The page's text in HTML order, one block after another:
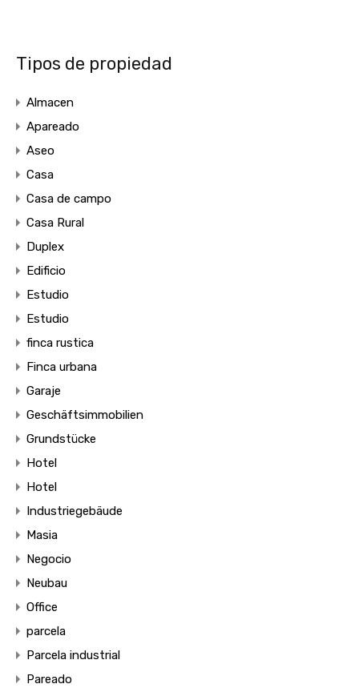
Tipos de propiedad
Almacen
Apareado
Aseo
Casa
Casa de campo
Casa Rural
Duplex
Edificio
Estudio
Estudio
finca rustica
Finca urbana
Garaje
Geschäftsimmobilien
Grundstücke
Hotel
Hotel
Industriegebäude
Masia
Negocio
Neubau
Office
parcela
Parcela industrial
Pareado